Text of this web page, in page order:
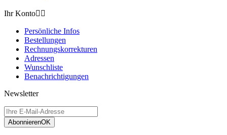
Ihr Konto 
Persönliche Infos
Bestellungen
Rechnungskorrekturen
Adressen
Wunschliste
Benachrichtigungen
Newsletter
AbonnierenOK